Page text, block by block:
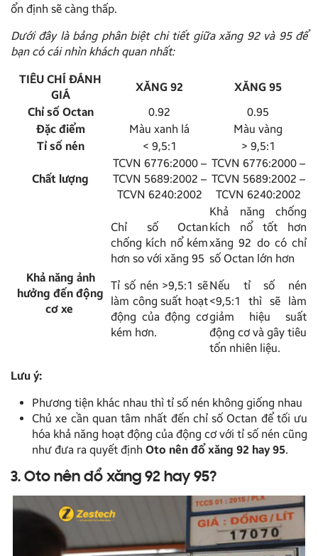
ổn định sẽ càng thấp.
Dưới đây là bảng phân biệt chi tiết giữa xăng 92 và 95 để
bạn có cái nhìn khách quan nhất:
TIÊU CHÍ ĐÁNH
GIÁ
XĂNG 92
XĂNG 95
Chỉ số Octan
0.92
0.95
Đặc điểm
Màu xanh lá
Màu vàng
Tỉ số nén
< 9,5:1 > 9,5:1
Chất lượng
TCVN 6776:2000 –
TCVN 5689:2002 –
TCVN 6240:2002
TCVN 6776:2000 –
TCVN 5689:2002 –
TCVN 6240:2002
Khả năng ảnh
hưởng đến động
cơ xe
Chỉ số Octan
chống kích nổ kém
hơn so với xăng 95
Tỉ số nén >9,5:1 sẽ
làm công suất hoạt
động của động cơ
kém hơn.
Khả năng chống
kích nổ tốt hơn
xăng 92 do có chỉ
số Octan lớn hơn
Nếu tỉ số nén
<9,5:1 thì sẽ làm
giảm hiệu suất
động cơ và gây tiêu
tốn nhiên liệu.
Lưu ý:
Phương tiện khác nhau thì tỉ số nén không giống nhau
Chủ xe cần quan tâm nhất đến chỉ số Octan để tối ưu
hóa khả năng hoạt động của động cơ với tỉ số nén cũng
như đưa ra quyết định Oto nên đổ xăng 92 hay 95.
3. Oto nên đổ xăng 92 hay 95?